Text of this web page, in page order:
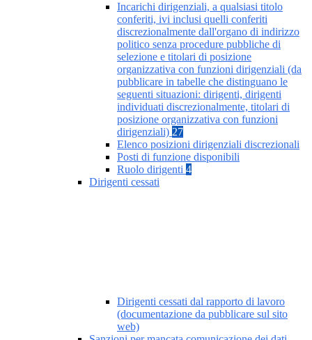
Incarichi dirigenziali, a qualsiasi titolo
conferiti, ivi inclusi quelli conferiti
discrezionalmente dall'organo di indirizzo
politico senza procedure pubbliche di
selezione e titolari di posizione
organizzativa con funzioni dirigenziali (da
pubblicare in tabelle che distinguano le
seguenti situazioni: dirigenti, dirigenti
individuati discrezionalmente, titolari di
posizione organizzativa con funzioni
dirigenziali) 27
Elenco posizioni dirigenziali discrezionali
Posti di funzione disponibili
Ruolo dirigenti 4
Dirigenti cessati
Dirigenti cessati dal rapporto di lavoro
(documentazione da pubblicare sul sito
web)